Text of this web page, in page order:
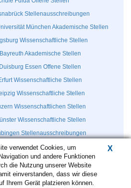
verwendet Cookies, um
und andere Funktionen
die Nutzung unserer Website
einverstanden, dass wir diese
Ihrem Gerät platzieren können.
X